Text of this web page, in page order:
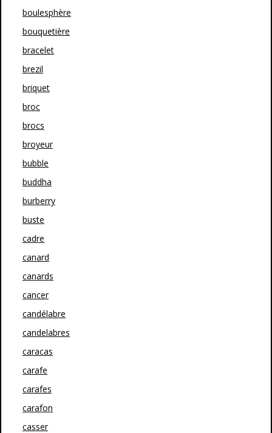
boulesphère
bouquetière
bracelet
brezil
briquet
broc
brocs
broyeur
bubble
buddha
burberry
buste
cadre
canard
canards
cancer
candélabre
candelabres
caracas
carafe
carafes
carafon
casser